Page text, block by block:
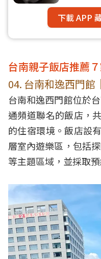
下載 APP
台南親子飯店推薦
04. 台南和逸西門
台南和逸西門館位於
通頻道聯名的飯店，
的住宿環境。飯店設
層室內遊樂區，包括
等主題區域，並採取